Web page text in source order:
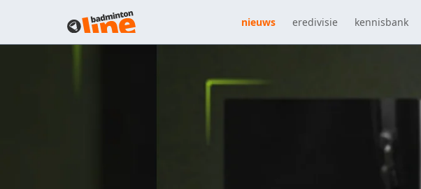
nieuws eredivisie kennisbank